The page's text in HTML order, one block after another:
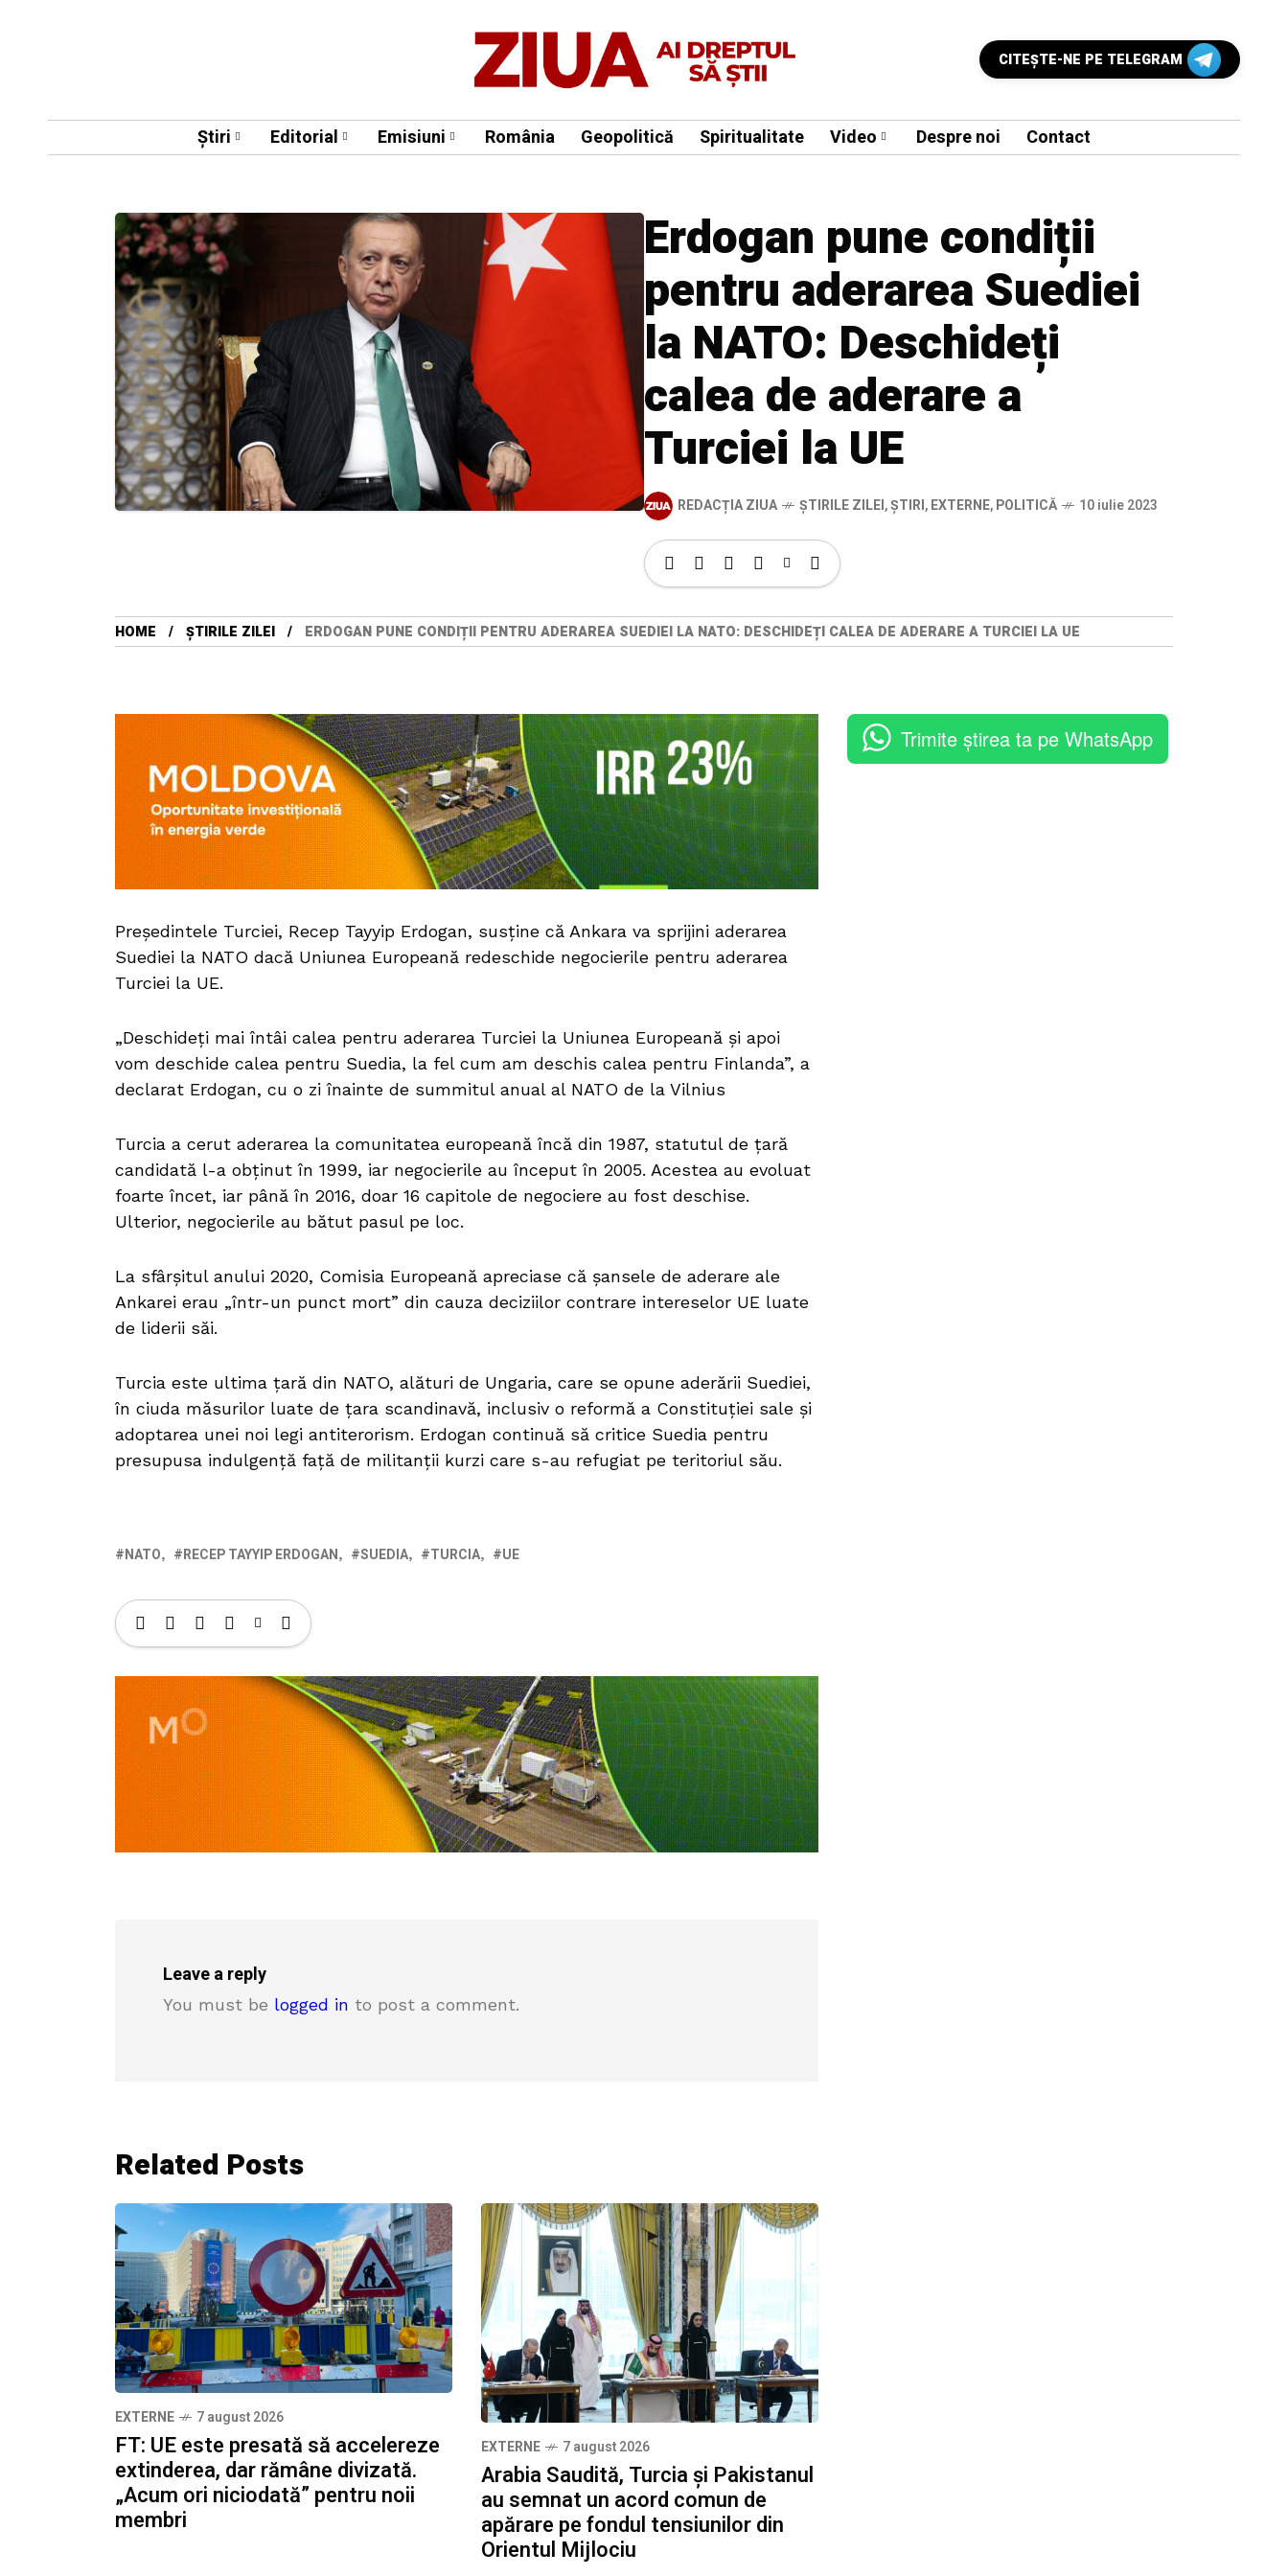
CITEŞTE-NE PE TELEGRAM
Știri Editorial Emisiuni România Geopolitică Spiritualitate Video Despre noi Contact
Erdogan pune condiții
pentru aderarea Suediei
la NATO: Deschideți
calea de aderare a
Turciei la UE
REDACȚIA ZIUA ȘTIRILE ZILEI,ȘTIRI,EXTERNE,POLITICĂ 10 iulie 2023
HOME ȘTIRILE ZILEI ERDOGAN PUNE CONDIȚII PENTRU ADERAREA SUEDIEI LA NATO: DESCHIDEȚI CALEA DE ADERARE A TURCIEI LA UE
Președintele Turciei, Recep Tayyip Erdogan, susține că Ankara va sprijini aderarea
Suediei la NATO dacă Uniunea Europeană redeschide negocierile pentru aderarea
Turciei la UE.
„Deschideţi mai întâi calea pentru aderarea Turciei la Uniunea Europeană şi apoi
vom deschide calea pentru Suedia, la fel cum am deschis calea pentru Finlanda”, a
declarat Erdogan, cu o zi înainte de summitul anual al NATO de la Vilnius
Turcia a cerut aderarea la comunitatea europeană încă din 1987, statutul de țară
candidată l-a obținut în 1999, iar negocierile au început în 2005. Acestea au evoluat
foarte încet, iar până în 2016, doar 16 capitole de negociere au fost deschise.
Ulterior, negocierile au bătut pasul pe loc.
La sfârşitul anului 2020, Comisia Europeană apreciase că şansele de aderare ale
Ankarei erau „într-un punct mort” din cauza deciziilor contrare intereselor UE luate
de liderii săi.
Turcia este ultima ţară din NATO, alături de Ungaria, care se opune aderării Suediei,
în ciuda măsurilor luate de ţara scandinavă, inclusiv o reformă a Constituţiei sale şi
adoptarea unei noi legi antiterorism. Erdogan continuă să critice Suedia pentru
presupusa indulgenţă faţă de militanţii kurzi care s-au refugiat pe teritoriul său.
NATO RECEP TAYYIP ERDOGAN SUEDIA TURCIA UE
Leave a reply
You must be logged in to post a comment.
Related Posts
EXTERNE 7 august 2026
FT: UE este presată să accelereze
extinderea, dar rămâne divizată.
„Acum ori niciodată” pentru noii
membri
EXTERNE 7 august 2026
Arabia Saudită, Turcia și Pakistanul
au semnat un acord comun de
apărare pe fondul tensiunilor din
Orientul Mijlociu
Trimite știrea ta pe WhatsApp